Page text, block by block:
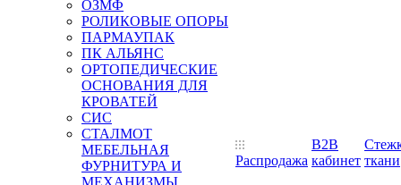
ОЗМФ
РОЛИКОВЫЕ ОПОРЫ
ПАРМАУПАК
ПК АЛЬЯНС
ОРТОПЕДИЧЕСКИЕ
ОСНОВАНИЯ ДЛЯ
КРОВАТЕЙ
СИС
СТАЛМОТ
МЕБЕЛЬНАЯ
ФУРНИТУРА И
МЕХАНИЗМЫ
Распродажа
B2B
кабинет ткани